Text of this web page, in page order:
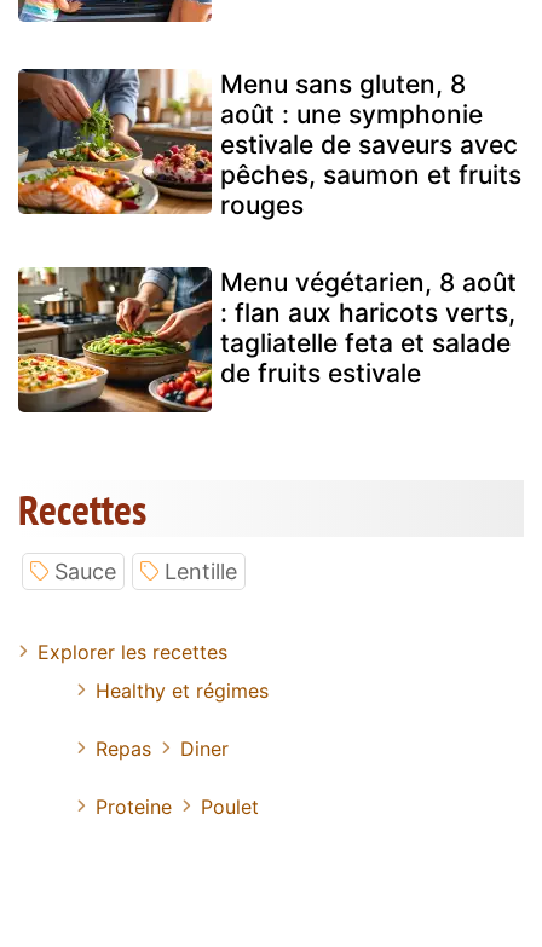
Menu sans gluten, 8
août : une symphonie
estivale de saveurs avec
pêches, saumon et fruits
rouges
Menu végétarien, 8 août
: flan aux haricots verts,
tagliatelle feta et salade
de fruits estivale
Recettes
Sauce Lentille
Explorer les recettes
Healthy et régimes
Repas Diner
Proteine Poulet